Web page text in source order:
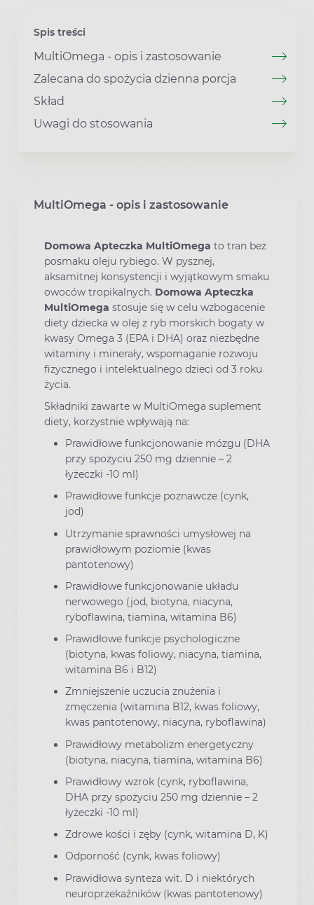
Spis treści
MultiOmega - opis i zastosowanie
Zalecana do spożycia dzienna porcja
Skład
Uwagi do stosowania
MultiOmega - opis i zastosowanie
Domowa Apteczka MultiOmega to tran bez
posmaku oleju rybiego. W pysznej,
aksamitnej konsystencji i wyjątkowym smaku
owoców tropikalnych. Domowa Apteczka
MultiOmega stosuje się w celu wzbogacenie
diety dziecka w olej z ryb morskich bogaty w
kwasy Omega 3 (EPA i DHA) oraz niezbędne
witaminy i minerały, wspomaganie rozwoju
fizycznego i intelektualnego dzieci od 3 roku
życia.
Składniki zawarte w MultiOmega suplement
diety, korzystnie wpływają na:
Prawidłowe funkcjonowanie mózgu (DHA
przy spożyciu 250 mg dziennie – 2
łyżeczki -10 ml)
Prawidłowe funkcje poznawcze (cynk,
jod)
Utrzymanie sprawności umysłowej na
prawidłowym poziomie (kwas
pantotenowy)
Prawidłowe funkcjonowanie układu
nerwowego (jod, biotyna, niacyna,
ryboflawina, tiamina, witamina B6)
Prawidłowe funkcje psychologiczne
(biotyna, kwas foliowy, niacyna, tiamina,
witamina B6 i B12)
Zmniejszenie uczucia znużenia i
zmęczenia (witamina B12, kwas foliowy,
kwas pantotenowy, niacyna, ryboflawina)
Prawidłowy metabolizm energetyczny
(biotyna, niacyna, tiamina, witamina B6)
Prawidłowy wzrok (cynk, ryboflawina,
DHA przy spożyciu 250 mg dziennie – 2
łyżeczki -10 ml)
Zdrowe kości i zęby (cynk, witamina D, K)
Odporność (cynk, kwas foliowy)
Prawidłowa synteza wit. D i niektórych
neuroprzekaźników (kwas pantotenowy)